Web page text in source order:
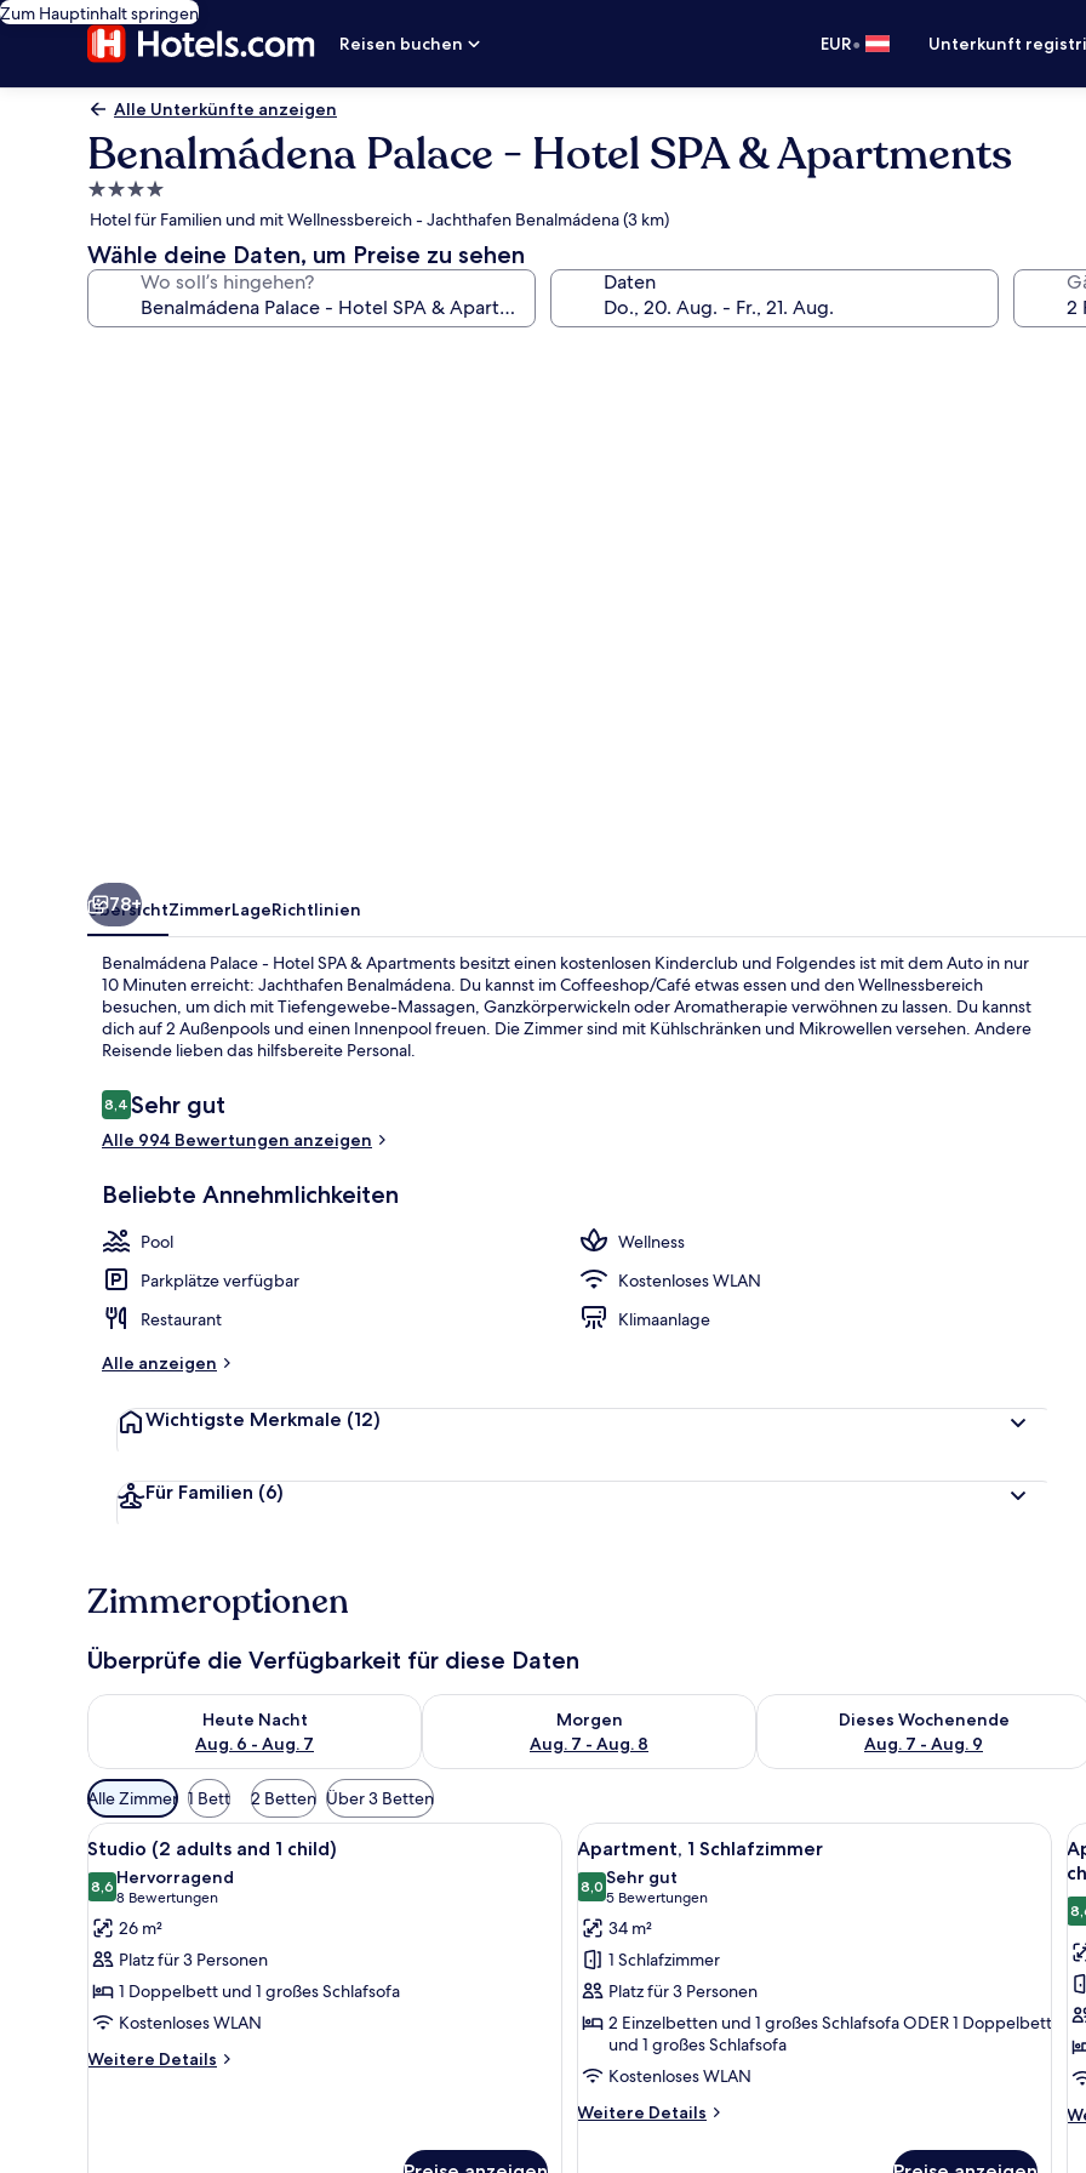
Zum Hauptinhalt springen
Reisen buchen
EUR• Unterkunft
Alle Unterkünfte anzeigen
Benalmádena Palace - Hotel SPA & Apartments
4.0-
Sterne-
Unterkunft
Hotel für Familien und mit Wellnessbereich - Jachthafen Benalmádena (3 km)
Wähle deine Daten, um Preise zu sehen
Wo soll’s hingehen? Daten
78+
ÜbersichtZimmerLageRichtlinien
Benalmádena Palace - Hotel SPA & Apartments besitzt einen kostenlosen Kinderclub und Folgendes ist mit dem Auto in nur
10 Minuten erreicht: Jachthafen Benalmádena. Du kannst im Coffeeshop/Café etwas essen und den Wellnessbereich
besuchen, um dich mit Tiefengewebe-Massagen, Ganzkörperwickeln oder Aromatherapie verwöhnen zu lassen. Du kannst
dich auf 2 Außenpools und einen Innenpool freuen. Die Zimmer sind mit Kühlschränken und Mikrowellen versehen. Andere
Reisende lieben das hilfsbereite Personal.
Bewertungen
8,48,4 von 10.
Sehr gut
Alle 994 Bewertungen anzeigen
Beliebte Annehmlichkeiten
Pool
Wellness
Parkplätze verfügbar
Kostenloses WLAN
Restaurant
Klimaanlage
Alle anzeigen
Wichtigste Merkmale (12)
Für Familien (6)
Zimmeroptionen
Überprüfe die Verfügbarkeit für diese Daten
Heute Nacht
Aug. 6 - Aug. 7
Überprüfe die Verfügbarkeit für heute Nacht, Aug. 6 - Aug. 7.
Morgen
Aug. 7 - Aug. 8
Überprüfe die Verfügbarkeit für morgen, Aug. 7 - Aug. 8.
Dieses Wochenende
Aug. 7 - Aug. 9
Überprüfe die Verfügbarkeit für
Verfügbare
Filter
für
Zimmer
Alle Zimmer 1 Bett 2 Betten Über 3 Betten
Alle
Fotos
für
Studio
(2
adults
and
1
child)
Ein Zimmer mit einer Couch, einem Tisch mit Stühlen, einer Lampe und zwei gerahmten Bildern an der Wand.
11
Studio (2 adults and 1 child)
8,68,6 von 10
Hervorragend
8 Bewertungen
(8
Bewertungen)
26 m²
Platz für 3 Personen
1 Doppelbett und 1 großes Schlafsofa
Kostenloses WLAN
Weitere Details
Weitere
Alle
Fotos
für
Apartment,
Schlafzimmer
anzeigen
Ein Hotelzimmer mit Küchenzeile,
12
Apartment, 1 Schlafzimmer
8,08,0 von 10
Sehr gut
5 Bewertungen
(5
Bewertungen)
34 m²
1 Schlafzimmer
Platz für 3 Personen
2 Einzelbetten und 1 großes Schlafsofa ODER 1 Doppelbett
und 1 großes Schlafsofa
Kostenloses WLAN
Weitere Details
Weitere
1
(2
1